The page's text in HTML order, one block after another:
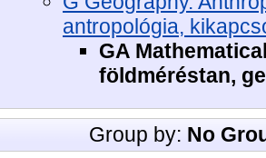
antropológia,
GA
földméréstan,
Group by: No